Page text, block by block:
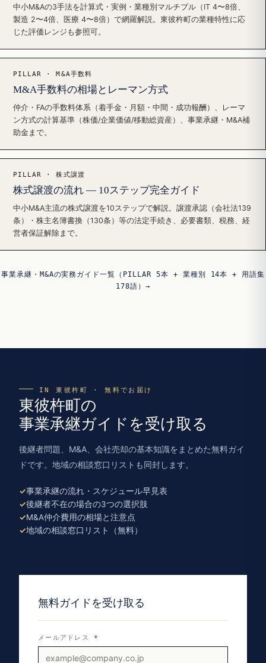
中小M&Aの3手法を計算式・実例・業種別マルチプル（IT 4〜8倍、
製造 2〜4倍、医療 4〜8倍）で網羅解説。東彼杵町の業種特性に応
じた評価レンジも参照可。
PILLAR · M&A手数料
M&A手数料の相場とレーマン方式
仲介・FAの手数料体系（着手金・月額・中間・成功報酬）、レーマ
ン方式の計算基準（株価/企業価値/移動総資産）、事業承継・M&A補
助金まで。
PILLAR · 株式譲渡
株式譲渡の流れ — 10ステップ完全ガイド
中小M&A主流の株式譲渡を10ステップで解説。譲渡承認（会社法139
条）・株主名簿書換（130条）等の法定手続き、必要書類、税務、経
営者保証解除まで。
事業承継・M&Aの実務ガイド一覧（PILLAR 5本 + 業種別 14本 + 用語集
178語）→
IN 東彼杵町 · 無料でお届け
東彼杵町の
事業承継ガイドを受け取る
後継者問題、M&A、会社売却の基本知識をまとめた無料ガイ
ドです。地域の相談窓口リストも同封します。
事業承継の流れ・スケジュール早見表
後継者不在の場合の3つの選択肢
M&A仲介費用の相場と注意点
地域の相談窓口リスト（無料）
無料ガイドを受け取る
メールアドレス *